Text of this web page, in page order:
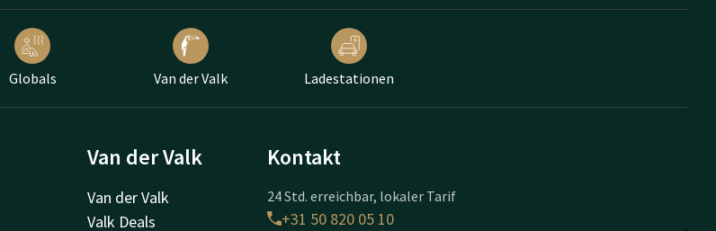
Globals Van der Valk Ladestationen
Van der Valk
Van der Valk
Valk Deals
Kontakt
24 Std. erreichbar, lokaler Tarif
+31 50 820 05 10